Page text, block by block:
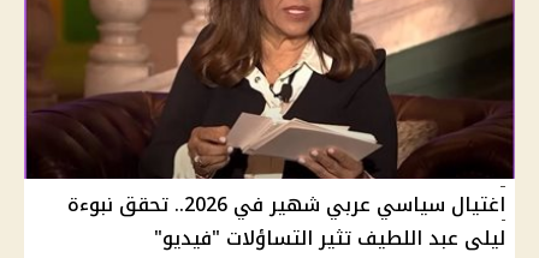
اغتيال سياسي عربي شهير في 2026.. تحقق نبوءة
ليلى عبد اللطيف تثير التساؤلات "فيديو"